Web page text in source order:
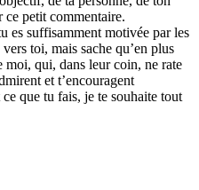
ce petit commentaire.
es suffisamment motivée par les
toi, mais sache qu’en plus
moi, qui, dans leur coin, ne rate
et t’encouragent
que tu fais, je te souhaite tout